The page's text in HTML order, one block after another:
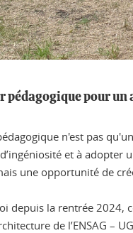
pédagogique pour
n'est pas
et à adopter
une opportunité de
depuis la rentrée 2024,
de l’ENSAG –